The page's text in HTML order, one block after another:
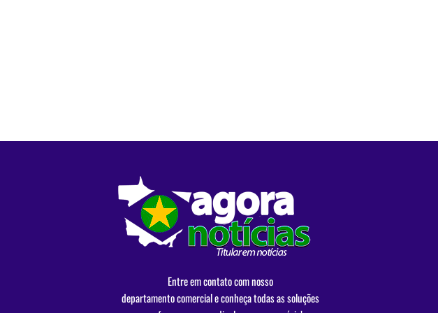
Entre em contato com nosso
departamento comercial e conheça todas as soluções